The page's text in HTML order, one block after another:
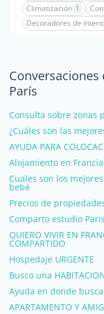
Climatización 1
Decoradores de
París
Consulta sobre zonas
¿Cuáles son las
AYUDA PARA
Alojamiento en
Cuales son los
bebé
Precios de
Comparto estudio Paris
QUIERO VIVIR EN
COMPARTIDO
Hospedaje URGENTE
Busco una
Ayuda en donde
APARTAMENTO Y